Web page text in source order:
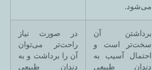
می‌شود.
برداشتن آن
سخت‌تر است و
احتمال آسیب به
دندان طبیعی
در صورت نیاز
راحت‌تر می‌توان
آن را برداشت و به
دندان طبیعی